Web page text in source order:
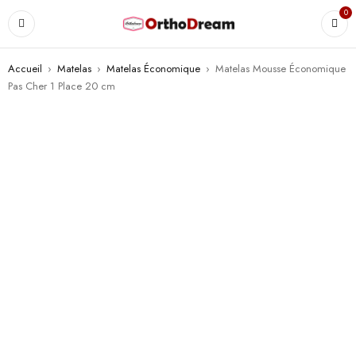
0
Accueil › Matelas › Matelas Économique › Matelas Mousse Économique
Pas Cher 1 Place 20 cm